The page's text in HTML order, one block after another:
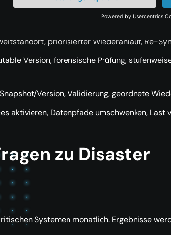
priorisierter Wiederanlauf, Re-
Version, forensische Prüfung,
Version, Validierung, geordnete
aktivieren, Datenpfade umschwenken, Last
zu Disaster
Systemen monatlich. Ergebnisse